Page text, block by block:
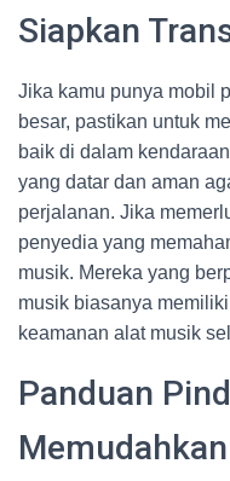
Siapkan
Jika kamu punya mobil
besar, pastikan untuk
baik di dalam
yang datar dan aman
perjalanan. Jika
penyedia yang
musik. Mereka yang
musik biasanya
keamanan alat musik
Panduan
Memudahkan